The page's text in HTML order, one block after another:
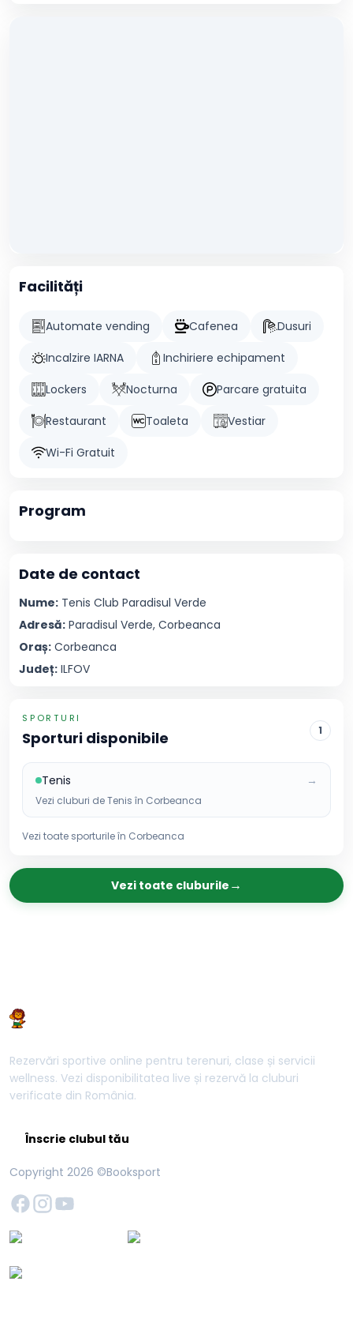
Facilități
Automate vending Cafenea
Dusuri
Incalzire IARNA
Inchiriere echipament
Lockers
Nocturna
Parcare gratuita
Restaurant
Toaleta
Vestiar
Wi-Fi Gratuit
Program
Date de contact
Nume: Tenis Club Paradisul Verde
Adresă: Paradisul Verde, Corbeanca
Oraș: Corbeanca
Județ: ILFOV
SPORTURI
Sporturi disponibile 1
Tenis →
Vezi cluburi deTenis în Corbeanca
Vezi toate sporturile în Corbeanca
Vezi toate cluburile →
Rezervări sportive online pentru terenuri, clase și servicii
wellness. Vezi disponibilitatea live și rezervă la cluburi
verificate din România.
Înscrie clubul tău
Copyright 2026 ©Booksport